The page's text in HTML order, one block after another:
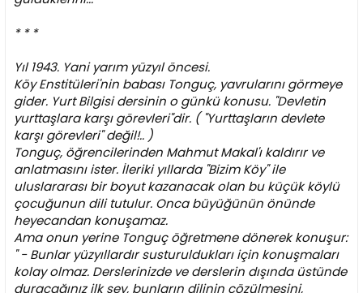
* * *
Yıl 1943. Yani yarım yüzyıl öncesi.
Köy Enstitüleri'nin babası Tonguç, yavrularını görmeye
gider. Yurt Bilgisi dersinin o günkü konusu. "Devletin
yurttaşlara karşı görevleri"dir. ( "Yurttaşların devlete
karşı görevleri" değil!.. )
Tonguç, öğrencilerinden Mahmut Makal'ı kaldırır ve
anlatmasını ister. İleriki yıllarda "Bizim Köy" ile
uluslararası bir boyut kazanacak olan bu küçük köylü
çocuğunun dili tutulur. Onca büyüğünün önünde
heyecandan konuşamaz.
Ama onun yerine Tonguç öğretmene dönerek konuşur:
" - Bunlar yüzyıllardır susturuldukları için konuşmaları
kolay olmaz. Derslerinizde ve derslerin dışında üstünde
duracağınız ilk şey, bunların dilinin çözülmesini,